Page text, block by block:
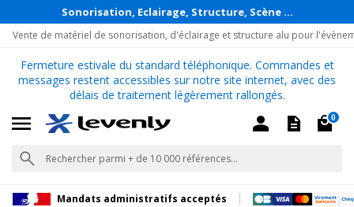
Sonorisation, Eclairage, Structure, Scène ...
Vente de matériel de sonorisation, d'éclairage et structure alu pour
Fermeture estivale du standard téléphonique. Commandes et
messages restent accessibles sur notre site internet, avec des
délais de traitement légèrement rallongés.
0
Mandats administratifs acceptés